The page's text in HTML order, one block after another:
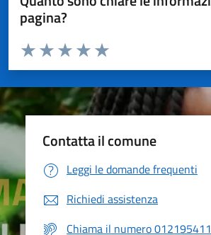
pagina?
Valuta da 1 a 5 stelle la pagina
Valuta 5 stelle su 5
Valuta 4 stelle su 5
Valuta 3 stelle su 5
Valuta 2 stelle su 5
Valuta 1 stelle su 5
Contatta il comune
Leggi le domande frequenti
Richiedi assistenza
Chiama il numero